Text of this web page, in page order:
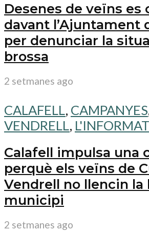
Desenes de veïns es
davant l’Ajuntament
per denunciar la
brossa
2 setmanes ago
CALAFELL, CAMPANYES
VENDRELL,
Calafell impulsa una
perquè els veïns de
Vendrell no llencin la
municipi
2 setmanes ago